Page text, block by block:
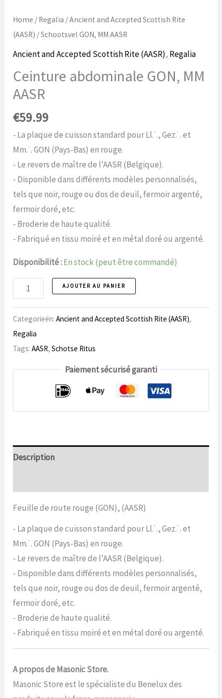
Home / Regalia /Ancient and Accepted Scottish Rite
(AASR) / Schootsvel GON, MM AASR
Ancient and Accepted Scottish Rite (AASR), Regalia
Ceinture abdominale GON, MM
AASR
€59.99
- La plaque de cuisson standard pour Ll.˙., Gez.˙. et
Mm.˙. GON (Pays-Bas) en rouge.
- Le revers de maître de l'AASR (Belgique).
- Disponible dans différents modèles personnalisés,
tels que noir, rouge ou dos de deuil, fermoir argenté,
fermoir doré, etc.
- Broderie de haute qualité.
- Fabriqué en tissu moiré et en métal doré ou argenté.
Disponibilité :En stock (peut être commandé)
Ceinture
abdominale
GON,
MM
Numéro
AJOUTER AU PANIER
Categorieën:Ancient and Accepted Scottish Rite (AASR),
Regalia
Tags:AASR,Schotse Ritus
Paiement sécurisé garanti
Description
Feuille de route rouge (GON), (AASR)
- La plaque de cuisson standard pour Ll.˙., Gez.˙. et
Mm.˙. GON (Pays-Bas) en rouge.
- Le revers de maître de l'AASR (Belgique).
- Disponible dans différents modèles personnalisés,
tels que noir, rouge ou dos de deuil, fermoir argenté,
fermoir doré, etc.
- Broderie de haute qualité.
- Fabriqué en tissu moiré et en métal doré ou argenté.
A propos de Masonic Store.
Masonic Store est le spécialiste du Benelux des